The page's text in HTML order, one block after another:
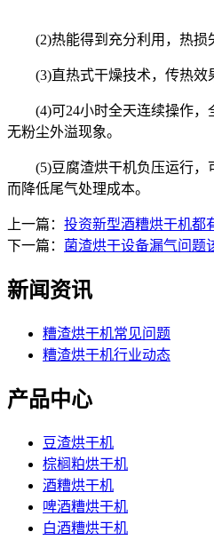
(2)热能得到充分利用，热损
(3)直热式干燥技术，传热效
(4)可24小时全天连续操作，
无粉尘外溢现象。
(5)豆腐渣烘干机负压运行，
而降低尾气处理成本。
上一篇： 投资新型酒糟烘干机都
下一篇： 菌渣烘干设备漏气问题
新闻资讯
糟渣烘干机常见问题
糟渣烘干机行业动态
产品中心
豆渣烘干机
棕榈粕烘干机
酒糟烘干机
啤酒糟烘干机
白酒糟烘干机